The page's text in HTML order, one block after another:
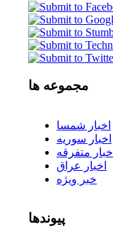
مجموعه ها
اخبار شمسا
اخبار سوریه
اخبار متفرقه
اخبار عراق
خبر ویژه
پیوندها